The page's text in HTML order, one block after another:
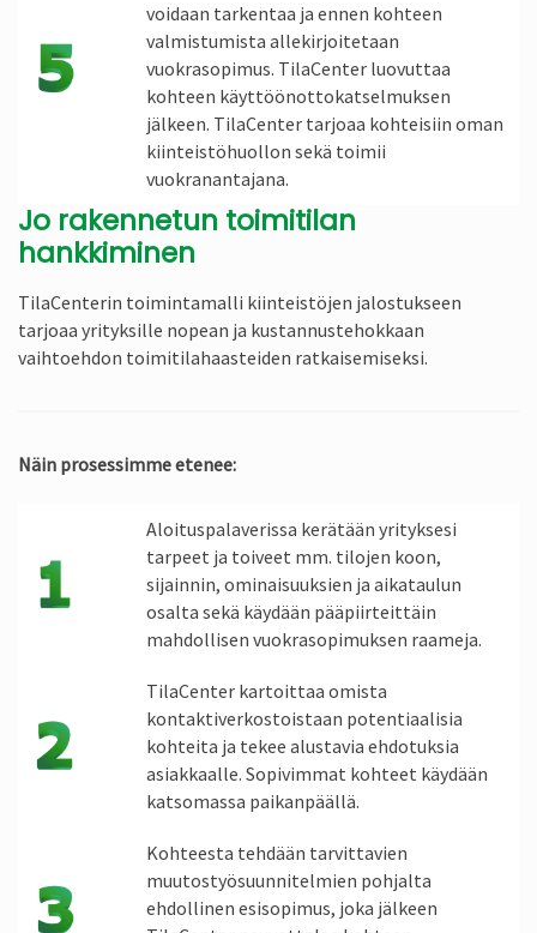
voidaan tarkentaa ja ennen kohteen
valmistumista allekirjoitetaan
vuokrasopimus. TilaCenter luovuttaa
kohteen käyttöönottokatselmuksen
jälkeen. TilaCenter tarjoaa kohteisiin oman
kiinteistöhuollon sekä toimii
vuokranantajana.
Jo rakennetun toimitilan
hankkiminen
TilaCenterin toimintamalli kiinteistöjen jalostukseen
tarjoaa yrityksille nopean ja kustannustehokkaan
vaihtoehdon toimitilahaasteiden ratkaisemiseksi.
Näin prosessimme etenee:
Aloituspalaverissa kerätään yrityksesi
tarpeet ja toiveet mm. tilojen koon,
sijainnin, ominaisuuksien ja aikataulun
osalta sekä käydään pääpiirteittäin
mahdollisen vuokrasopimuksen raameja.
TilaCenter kartoittaa omista
kontaktiverkostoistaan potentiaalisia
kohteita ja tekee alustavia ehdotuksia
asiakkaalle. Sopivimmat kohteet käydään
katsomassa paikanpäällä.
Kohteesta tehdään tarvittavien
muutostyösuunnitelmien pohjalta
ehdollinen esisopimus, joka jälkeen